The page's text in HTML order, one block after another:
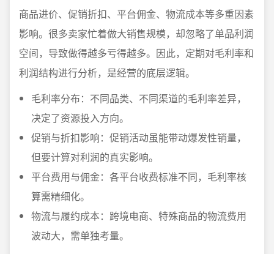
商品进价、促销折扣、平台佣金、物流成本等多重因素
影响。很多卖家忙着做大销售规模，却忽略了单品利润
空间，导致做得越多亏得越多。因此，定期对毛利率和
利润结构进行分析，是经营的底层逻辑。
毛利率分布：不同品类、不同渠道的毛利率差异，
决定了资源投入方向。
促销与折扣影响：促销活动虽能带动爆发性销量，
但要计算对利润的真实影响。
平台费用与佣金：各平台收费标准不同，毛利率核
算需精细化。
物流与履约成本：跨境电商、特殊商品的物流费用
波动大，需单独考量。